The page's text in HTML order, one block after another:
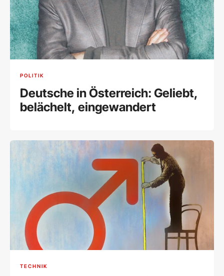
POLITIK
Deutsche in Österreich: Geliebt,
belächelt, eingewandert
TECHNIK